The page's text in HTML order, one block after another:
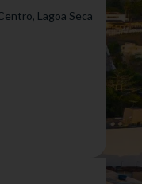
Lagoa Seca